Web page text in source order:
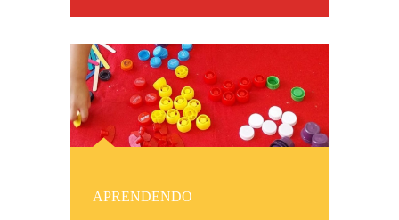
APRENDENDO